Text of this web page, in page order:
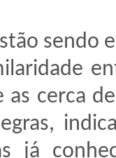
sendo
as cerca
já